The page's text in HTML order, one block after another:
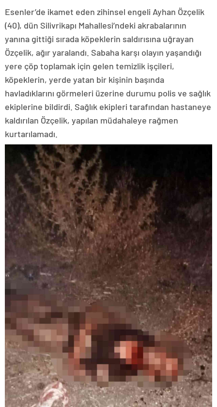
Esenler’de ikamet eden zihinsel engeli Ayhan Özçelik
(40), dün Silivrikapı Mahallesi’ndeki akrabalarının
yanına gittiği sırada köpeklerin saldırısına uğrayan
Özçelik, ağır yaralandı. Sabaha karşı olayın yaşandığı
yere çöp toplamak için gelen temizlik işçileri,
köpeklerin, yerde yatan bir kişinin başında
havladıklarını görmeleri üzerine durumu polis ve sağlık
ekiplerine bildirdi. Sağlık ekipleri tarafından hastaneye
kaldırılan Özçelik, yapılan müdahaleye rağmen
kurtarılamadı.